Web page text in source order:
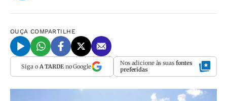
OUÇA COMPARTILHE
Siga o A TARDEno Google Nos adicione às suas fontes
preferidas